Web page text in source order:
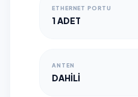
ETHERNET PORTU
1 ADET
ANTEN
DAHILI